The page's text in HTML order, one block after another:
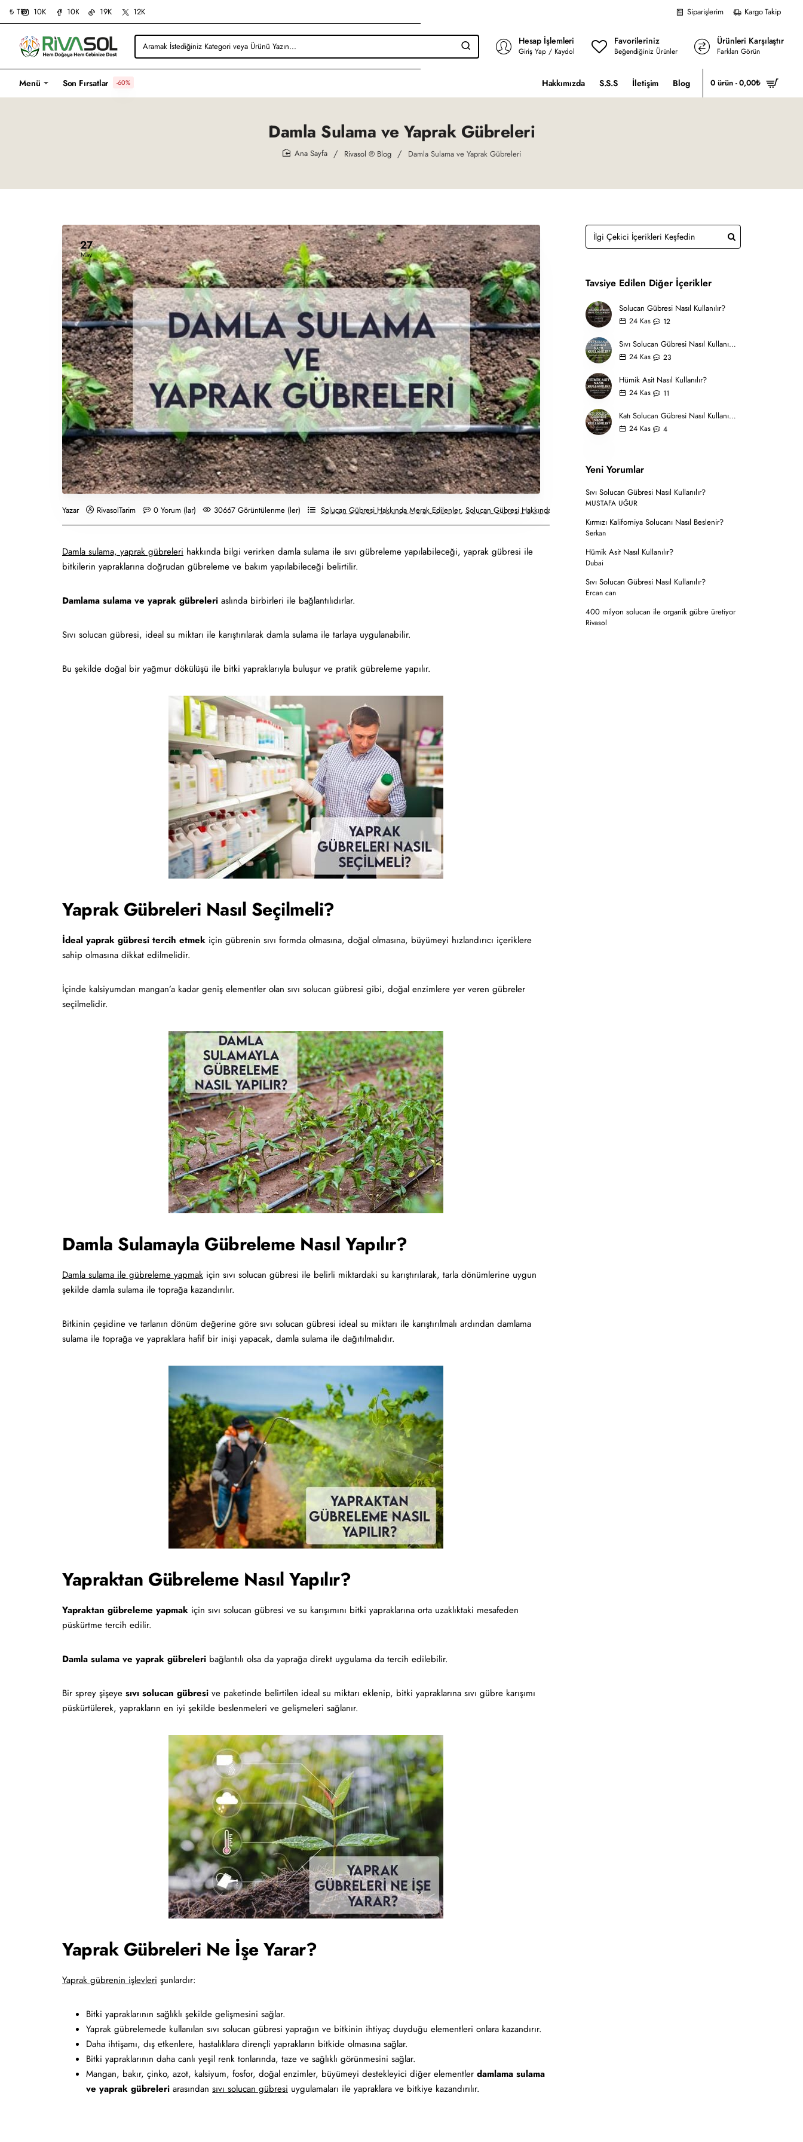
10K 10K 19K 12K
₺ TRY Siparişlerim Kargo Takip
Aramak
İstediğiniz
Kategori
Yazın...
Hesap İşlemleri
Giriş Yap / Kaydol
Favorileriniz
Beğendiğiniz Ürünler
Ürünleri Karşılaştır
Farkları Görün
Menü Son Fırsatlar -60% Hakkımızda S.S.S İletişim Blog 0 ürün - 0,00₺
Damla Sulama ve Yaprak Gübreleri
Rivasol ® Blog Damla Sulama ve Yaprak Gübreleri
27
May
Yazar RivasolTarim 0 Yorum (lar) 30667 Görüntülenme (ler) Solucan Gübresi Hakkında Merak Edilenler, Solucan Gübresi Hakkında Sorular
Damla sulama, yaprak gübreleri hakkında bilgi verirken damla sulama ile sıvı gübreleme yapılabileceği, yaprak gübresi ile
bitkilerin yapraklarına doğrudan gübreleme ve bakım yapılabileceği belirtilir.
Damlama sulama ve yaprak gübreleri aslında birbirleri ile bağlantılıdırlar.
Sıvı solucan gübresi, ideal su miktarı ile karıştırılarak damla sulama ile tarlaya uygulanabilir.
Bu şekilde doğal bir yağmur dökülüşü ile bitki yapraklarıyla buluşur ve pratik gübreleme yapılır.
Yaprak Gübreleri Nasıl Seçilmeli?
İdeal yaprak gübresi tercih etmek için gübrenin sıvı formda olmasına, doğal olmasına, büyümeyi hızlandırıcı içeriklere
sahip olmasına dikkat edilmelidir.
İçinde kalsiyumdan mangan’a kadar geniş elementler olan sıvı solucan gübresi gibi, doğal enzimlere yer veren gübreler
seçilmelidir.
Damla Sulamayla Gübreleme Nasıl Yapılır?
Damla sulama ile gübreleme yapmak için sıvı solucan gübresi ile belirli miktardaki su karıştırılarak, tarla dönümlerine uygun
şekilde damla sulama ile toprağa kazandırılır.
Bitkinin çeşidine ve tarlanın dönüm değerine göre sıvı solucan gübresi ideal su miktarı ile karıştırılmalı ardından damlama
sulama ile toprağa ve yapraklara hafif bir inişi yapacak, damla sulama ile dağıtılmalıdır.
Yapraktan Gübreleme Nasıl Yapılır?
Yapraktan gübreleme yapmak için sıvı solucan gübresi ve su karışımını bitki yapraklarına orta uzaklıktaki mesafeden
püskürtme tercih edilir.
Damla sulama ve yaprak gübreleri bağlantılı olsa da yaprağa direkt uygulama da tercih edilebilir.
Bir sprey şişeye sıvı solucan gübresi ve paketinde belirtilen ideal su miktarı eklenip, bitki yapraklarına sıvı gübre karışımı
püskürtülerek, yaprakların en iyi şekilde beslenmeleri ve gelişmeleri sağlanır.
Yaprak Gübreleri Ne İşe Yarar?
Yaprak gübrenin işlevleri şunlardır:
Bitki yapraklarının sağlıklı şekilde gelişmesini sağlar.
Yaprak gübrelemede kullanılan sıvı solucan gübresi yaprağın ve bitkinin ihtiyaç duyduğu elementleri onlara kazandırır.
Daha ihtişamı, dış etkenlere, hastalıklara dirençli yaprakların bitkide olmasına sağlar.
Bitki yapraklarının daha canlı yeşil renk tonlarında, taze ve sağlıklı görünmesini sağlar.
Mangan, bakır, çinko, azot, kalsiyum, fosfor, doğal enzimler, büyümeyi destekleyici diğer elementler damlama sulama
ve yaprak gübreleri arasından sıvı solucan gübresi uygulamaları ile yapraklara ve bitkiye kazandırılır.
Tavsiye Edilen Diğer İçerikler
Solucan Gübresi Nasıl Kullanılır?
24 Kas 12
Sıvı Solucan Gübresi Nasıl Kullanılır?
24 Kas 23
Hümik Asit Nasıl Kullanılır?
24 Kas 11
Katı Solucan Gübresi Nasıl Kullanılır?
24 Kas 4
Yeni Yorumlar
Sıvı Solucan Gübresi Nasıl Kullanılır?
MUSTAFA UĞUR
Kırmızı Kaliforniya Solucanı Nasıl Beslenir?
Serkan
Hümik Asit Nasıl Kullanılır?
Dubai
Sıvı Solucan Gübresi Nasıl Kullanılır?
Ercan can
400 milyon solucan ile organik gübre üretiyor
Rivasol